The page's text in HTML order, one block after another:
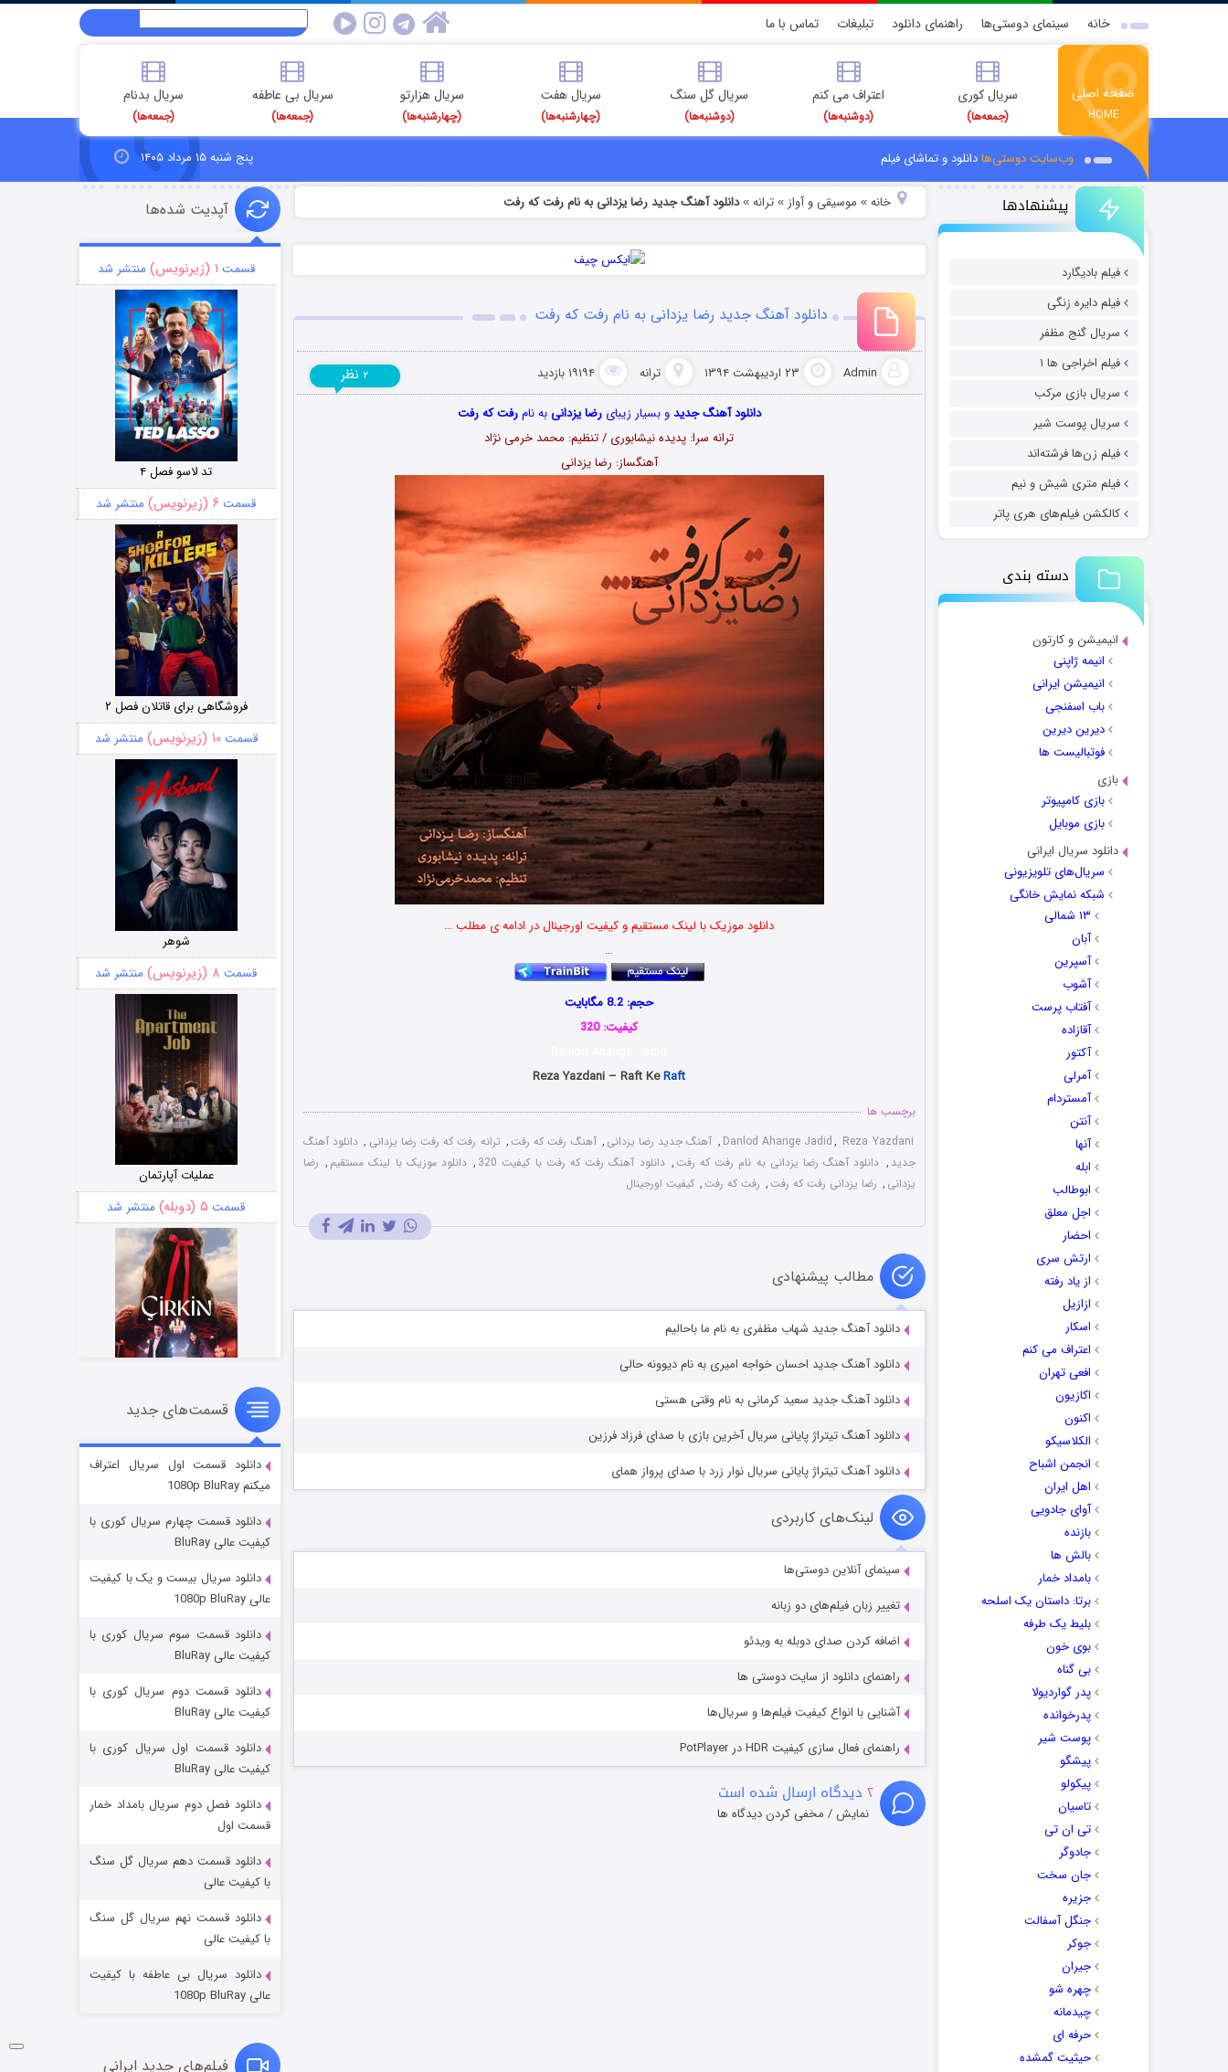
خانه سینمای دوستی‌ها راهنمای دانلود تبلیغات تماس با ما
صفحه اصلی
HOME
سریال کوری
(جمعه‌ها)
اعتراف می کنم
(دوشنبه‌ها)
سریال گل سنگ
(دوشنبه‌ها)
سریال هفت
(چهارشنبه‌ها)
سریال هزارتو
(چهارشنبه‌ها)
سریال بی عاطفه
(جمعه‌ها)
سریال بدنام
(جمعه‌ها)
وب‌سایت دوستی‌هادانلود و تماشای فیلم پنج شنبه ۱۵ مرداد ۱۴۰۵
پیشنهادها
فیلم بادیگارد
فیلم دایره زنگی
سریال گنج مظفر
فیلم اخراجی ها ۱
سریال بازی مرکب
سریال پوست شیر
فیلم زن‌ها فرشته‌اند
فیلم متری شیش و نیم
کالکشن فیلم‌های هری پاتر
دسته بندی
انیمیشن و کارتون
انیمه ژاپنی
انیمیشن ایرانی
باب اسفنجی
دیرین دیرین
فوتبالیست ها
بازی
بازی کامپیوتر
بازی موبایل
دانلود سریال ایرانی
سریال‌های تلویزیونی
شبکه نمایش خانگی
۱۳ شمالی
آبان
آسپرین
آشوب
آفتاب پرست
آقازاده
آکتور
آمرلی
آمستردام
آنتن
آنها
ابله
ابوطالب
اجل معلق
احضار
ارتش سری
از یاد رفته
ازازیل
اسکار
اعتراف می کنم
افعی تهران
اکازیون
اکنون
الکلاسیکو
انجمن اشباح
اهل ایران
آوای جادویی
بازنده
بالش ها
بامداد خمار
برتا: داستان یک اسلحه
بلیط یک‌‌ طرفه
بوی خون
بی گناه
پدر گواردیولا
پدرخوانده
پوست شیر
پیشگو
پیکولو
تاسیان
تی ان تی
جادوگر
جان سخت
جزیره
جنگل آسفالت
جوکر
جیران
چهره شو
چیدمانه
حرفه ای
حیثیت گمشده
خانه» موسیقی و آواز » ترانه»دانلود آهنگ جدید رضا یزدانی به نام رفت که رفت
دانلود آهنگ جدید رضا یزدانی به نام رفت که رفت
Admin ۲۳ اردیبهشت ۱۳۹۴ ترانه ۱۹۱۹۴ بازدید ۲ نظر
دانلود آهنگ جدیدو بسیار زیبای رضا یزدانیبه نامرفت که رفت
ترانه سرا: پدیده نیشابوری / تنظیم: محمد خرمی نژاد
آهنگساز: رضا یزدانی
دانلود موزیک با لینک مستقیم و کیفیت اورجینال در ادامه ی مطلب …
…
حجم: 8.2 مگابایت
کیفیت: 320
Reza Yazdani – Raft KeRaft
برچسب ها
Danlod Ahange Jadid, Reza Yazdani
, آهنگ جدید رضا یزدانی , آهنگ رفت که رفت, ترانه رفت که رفت رضا یزدانی , دانلود آهنگ
جدید , دانلود آهنگ رضا یزدانی به نام رفت که رفت, دانلود آهنگ رفت که رفت با کیفیت 320 , دانلود موزیک با لینک مستقیم , رضا
یزدانی , رضا یزدانی رفت که رفت, رفت که رفت, کیفیت اورجینال
مطالب پیشنهادی
دانلود آهنگ جدید شهاب مظفری به نام ما باحالیم
دانلود آهنگ جدید احسان خواجه امیری به نام دیوونه حالی
دانلود آهنگ جدید سعید کرمانی به نام وقتی هستی
دانلود آهنگ تیتراژ پایانی سریال آخرین بازی با صدای فرزاد فرزین
دانلود آهنگ تیتراژ پایانی سریال نوار زرد با صدای پرواز همای
لینک‌های کاربردی
سینمای آنلاین دوستی‌ها
تغییر زبان فیلم‌های دو زبانه
اضافه کردن صدای دوبله به ویدئو
راهنمای دانلود از سایت دوستی ها
آشنایی با انواع کیفیت فیلم‌ها و سریال‌ها
راهنمای فعال سازی کیفیت HDR در PotPlayer
۲ دیدگاه ارسال شده است
نمایش / مخفی کردن دیدگاه ها
آپدیت شده‌ها
قسمت ۱ (زیرنویس) منتشر شد
تد لاسو فصل ۴
قسمت ۶ (زیرنویس) منتشر شد
فروشگاهی برای قاتلان فصل ۲
قسمت۱۰ (زیرنویس) منتشر شد
شوهر
قسمت ۸ (زیرنویس) منتشر شد
عملیات آپارتمان
قسمت ۵ (دوبله) منتشر شد
سریال زشت
قسمت۲ (زیرنویس) منتشر شد
مردگان متحرک: شهر مرده ۳
شکست استوارت در نجات جهان
قسمت ۷ (زیرنویس) منتشر شد
قسمت‌های جدید
دانلود قسمت اول سریال اعتراف
میکنم 1080p BluRay
دانلود قسمت چهارم سریال کوری با
کیفیت عالی BluRay
دانلود سریال بیست و یک با کیفیت
عالی 1080p BluRay
دانلود قسمت سوم سریال کوری با
کیفیت عالی BluRay
دانلود قسمت دوم سریال کوری با
کیفیت عالی BluRay
دانلود قسمت اول سریال کوری با
کیفیت عالی BluRay
دانلود فصل دوم سریال بامداد خمار
قسمت اول
دانلود قسمت دهم سریال گل سنگ
با کیفیت عالی
دانلود قسمت نهم سریال گل سنگ
با کیفیت عالی
دانلود سریال بی عاطفه با کیفیت
عالی 1080p BluRay
فیلم‌های جدید ایرانی